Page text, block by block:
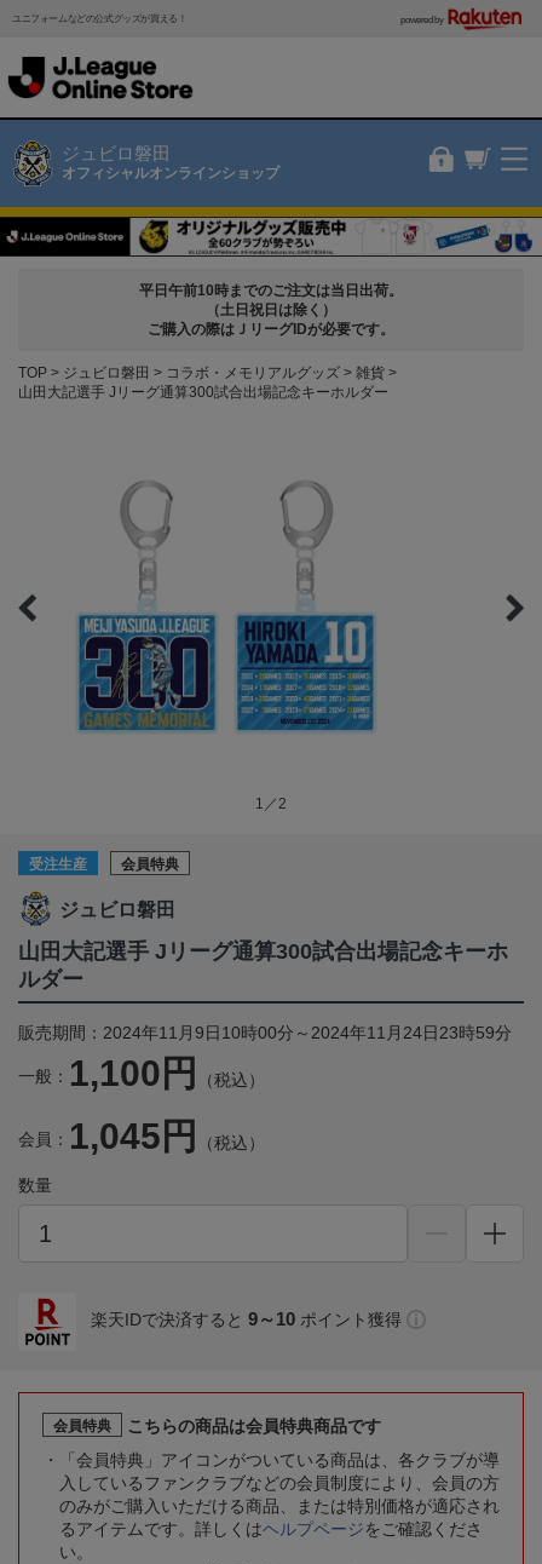
ユニフォームなどの公式グッズが買える！ powered by
ジュビロ磐田
オフィシャルオンラインショップ
平日午前10時までのご注文は当日出荷。
（土日祝日は除く）
ご購入の際はＪリーグIDが必要です。
TOP ジュビロ磐田 コラボ・メモリアルグッズ
雑貨
山田大記選手 Jリーグ通算300試合出場記念キーホルダー
1／2
受注生産 会員特典
ジュビロ磐田
山田大記選手 Jリーグ通算300試合出場記念キーホ
ルダー
販売期間：2024年11月9日10時00分～2024年11月24日23時59分
一般： 1,100円 （税込）
会員： 1,045円 （税込）
数量
楽天IDで決済すると 9～10 ポイント獲得
会員特典
こちらの商品は会員特典商品です
「会員特典」アイコンがついている商品は、各クラブが導
入しているファンクラブなどの会員制度により、会員の方
のみがご購入いただける商品、または特別価格が適応され
るアイテムです。詳しくはヘルプページをご確認くださ
い。